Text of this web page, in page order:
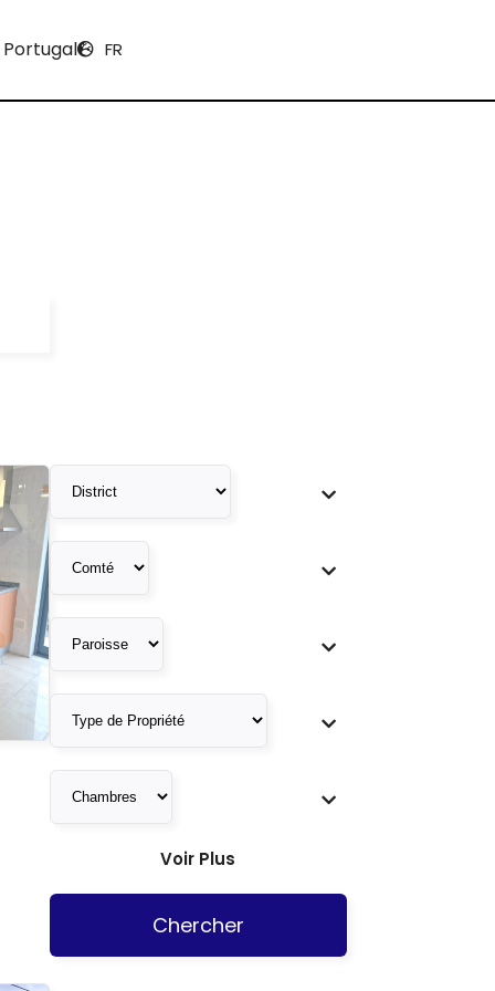
FR
Voir Plus
Chercher